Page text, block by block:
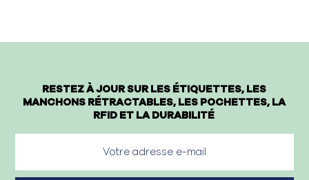
RESTEZ À JOUR SUR LES ÉTIQUETTES, LES
MANCHONS RÉTRACTABLES, LES POCHETTES, LA
RFID ET LA DURABILITÉ